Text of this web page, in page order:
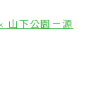
山下公園－源